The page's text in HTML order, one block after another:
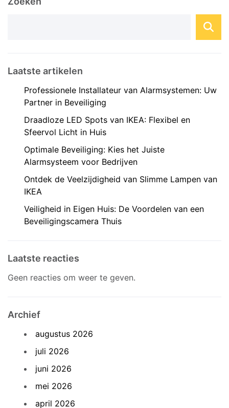
voordelen ...
Laatste artikelen
Professionele Installateur van Alarmsystemen: Uw
Partner in Beveiliging
Draadloze LED Spots van IKEA: Flexibel en
Sfeervol Licht in Huis
Optimale Beveiliging: Kies het Juiste
Alarmsysteem voor Bedrijven
Ontdek de Veelzijdigheid van Slimme Lampen van
IKEA
Veiligheid in Eigen Huis: De Voordelen van een
Beveiligingscamera Thuis
Laatste reacties
Geen reacties om weer te geven.
Archief
augustus 2026
juli 2026
juni 2026
mei 2026
april 2026